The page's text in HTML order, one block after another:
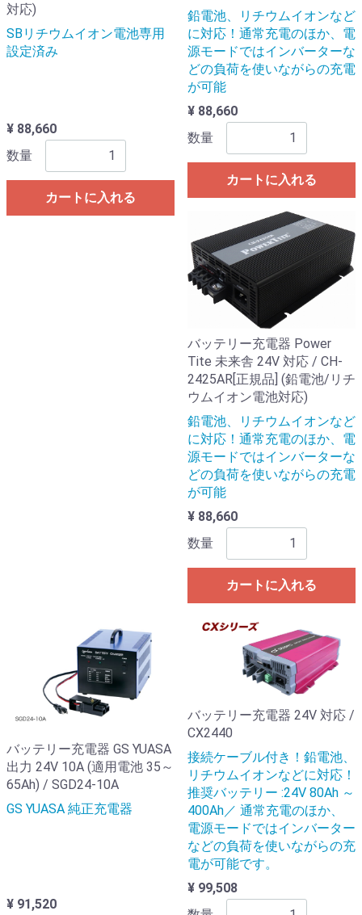
対応)
SBリチウムイオン電池専用
設定済み
¥ 88,660
数量
カートに入れる
鉛電池、リチウムイオンなど
に対応！通常充電のほか、電
源モードではインバーターな
どの負荷を使いながらの充電
が可能
¥ 88,660
数量
カートに入れる
バッテリー充電器 Power
Tite 未来舎 24V 対応 / CH-
2425AR[正規品] (鉛電池/リチ
ウムイオン電池対応)
鉛電池、リチウムイオンなど
に対応！通常充電のほか、電
源モードではインバーターな
どの負荷を使いながらの充電
が可能
¥ 88,660
数量
カートに入れる
バッテリー充電器 GS YUASA
出力 24V 10A (適用電池 35～
65Ah) / SGD24-10A
GS YUASA 純正充電器
¥ 91,520
バッテリー充電器 24V 対応 /
CX2440
接続ケーブル付き！鉛電池、
リチウムイオンなどに対応！
推奨バッテリー :24V 80Ah ～
400Ah／ 通常充電のほか、
電源モードではインバーター
などの負荷を使いながらの充
電が可能です。
¥ 99,508